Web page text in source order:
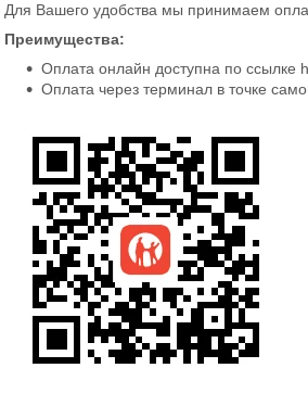
Для Вашего удобства мы принимаем
Преимущества:
Оплата онлайн доступна по ссылке
Оплата через терминал в точке